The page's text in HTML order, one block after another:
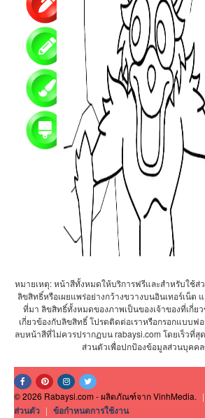
หมายเหตุ: หน้าสีทั้งหมดให้บริการฟรีและสำหรับใช้ส่
ลิขสิทธิ์หรือเผยแพร่อย่างกว้างขวางบนอินเทอร์เน็ต
ที่มา ลิขสิทธิ์ทั้งหมดของภาพเป็นของเจ้าของที่เกี่ย
เกี่ยวข้องกับลิขสิทธิ์ โปรดติดต่อเราหรือกรอกแบบฟอ
ลบหน้าสีที่ไม่ควรปรากฏบน rabaysi.com โดยเร็วที่สุ
ส่วนตัวเพื่อปกป้องข้อมูลส่วนบุคค
© 2026 Rabaysi.com - ผลิตภัณฑ์จาก VinhMedia. |
ส่วนตัว | ข้อกำหนดการใช้งาน